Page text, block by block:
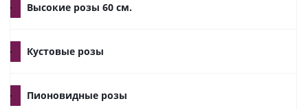
Высокие розы 60 см.
Кустовые розы
Пионовидные розы